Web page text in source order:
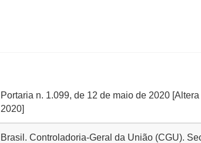
Portaria n. 1.099, de 12 de maio de 2020
2020]
Brasil. Controladoria-Geral da União (CGU).